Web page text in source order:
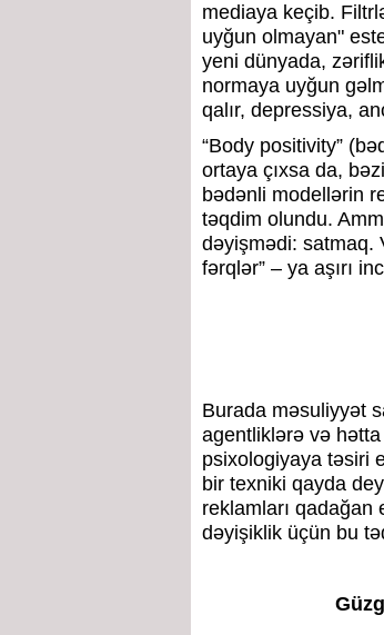
mediaya keçib.
uyğun olmayan"
yeni dünyada,
normaya uyğun
qalır, depressiya,
“Body positivity”
ortaya çıxsa da,
bədənli modellərin
təqdim olundu.
dəyişmədi: satmaq.
fərqlər” – ya aşırı
Burada məsuliyyət
agentliklərə və hətta
psixologiyaya təsiri
bir texniki qayda
reklamları qadağan
dəyişiklik üçün bu